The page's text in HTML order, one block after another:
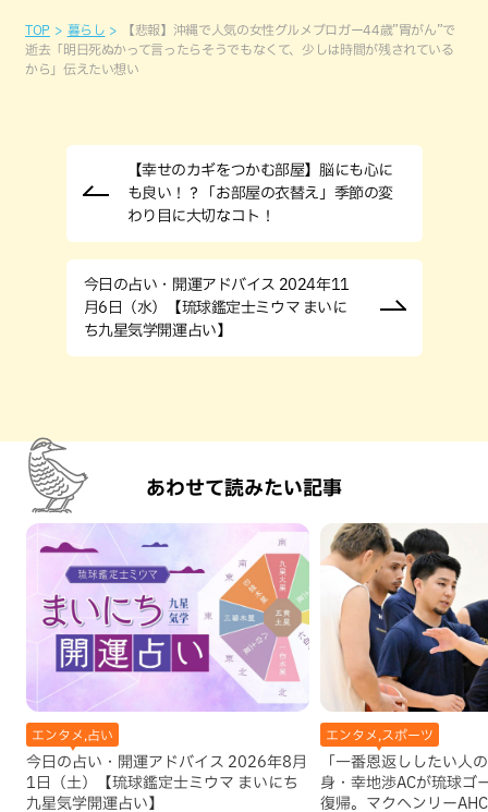
TOP 暮らし
【悲報】沖縄で人気の女性グルメブロガー44歳”胃がん”で
逝去「明日死ぬかって言ったらそうでもなくて、少しは時間が残されている
から」伝えたい想い
【幸せのカギをつかむ部屋】脳にも心に
も良い！？「お部屋の衣替え」季節の変
わり目に大切なコト！
今日の占い・開運アドバイス 2024年11
月6日（水）【琉球鑑定士ミウマ まいに
ち九星気学開運占い】
あわせて読みたい記事
エンタメ,占い
今日の占い・開運アドバイス 2026年8月
1日（土）【琉球鑑定士ミウマ まいにち
九星気学開運占い】
エンタメ,スポーツ
「一番恩返ししたい人
身・幸地渉ACが琉球ゴ
復帰。マクヘンリー